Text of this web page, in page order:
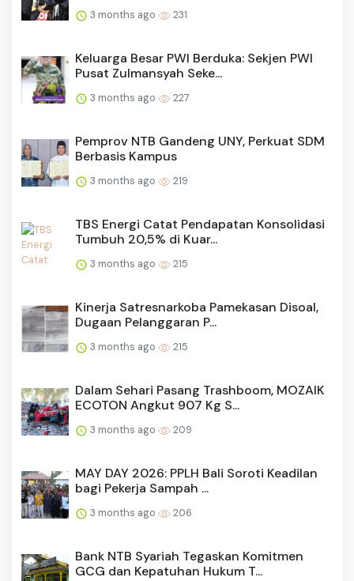
3 months ago 231
Keluarga Besar PWI Berduka: Sekjen PWI
Pusat Zulmansyah Seke...
3 months ago 227
Pemprov NTB Gandeng UNY, Perkuat SDM
Berbasis Kampus
3 months ago 219
TBS Energi Catat Pendapatan Konsolidasi
Tumbuh 20,5% di Kuar...
3 months ago 215
Kinerja Satresnarkoba Pamekasan Disoal,
Dugaan Pelanggaran P...
3 months ago 215
Dalam Sehari Pasang Trashboom, MOZAIK
ECOTON Angkut 907 Kg S...
3 months ago 209
MAY DAY 2026: PPLH Bali Soroti Keadilan
bagi Pekerja Sampah ...
3 months ago 206
Bank NTB Syariah Tegaskan Komitmen
GCG dan Kepatuhan Hukum T...